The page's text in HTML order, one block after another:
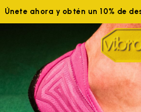
Únete ahora y obtén un 10% de